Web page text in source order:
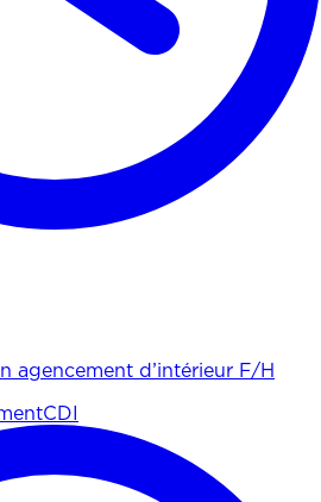
agencement d’intérieur F/H
CDI